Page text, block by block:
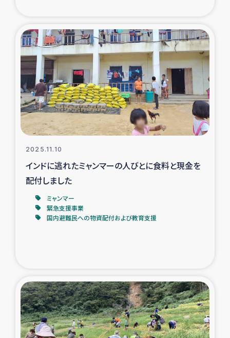
デニヤヤ小規模紅茶農家支援
コーヒー生産者支援
アイナロ県マウベシ郡でのコーヒー畑改善事業
ベイルート大規模爆発被災者支援
アグロフォレストリー（カカオ）事業
2025.11.10
インドに逃れたミャンマーの人びとに食料と現金を
配付しました
ミャンマー
緊急支援事業
国内避難民への物資配付および教育支援